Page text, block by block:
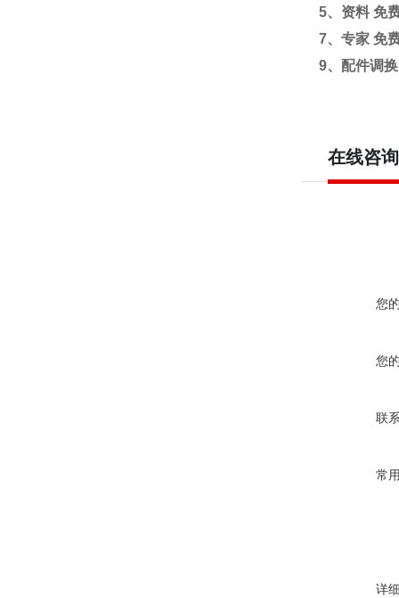
5、资料 免
7、专家 免
9、配件调换
在线咨询
您
您
联
常
详